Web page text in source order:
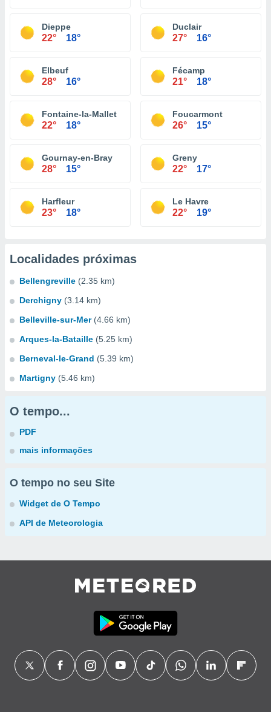
Dieppe
22° 18°
Duclair
27° 16°
Elbeuf
28° 16°
Fécamp
21° 18°
Fontaine-la-Mallet
22° 18°
Foucarmont
26° 15°
Gournay-en-Bray
28° 15°
Greny
22° 17°
Harfleur
23° 18°
Le Havre
22° 19°
Localidades próximas
Bellengreville (2.35 km)
Derchigny (3.14 km)
Belleville-sur-Mer (4.66 km)
Arques-la-Bataille (5.25 km)
Berneval-le-Grand (5.39 km)
Martigny (5.46 km)
O tempo...
PDF
mais informações
O tempo no seu Site
Widget de O Tempo
API de Meteorologia